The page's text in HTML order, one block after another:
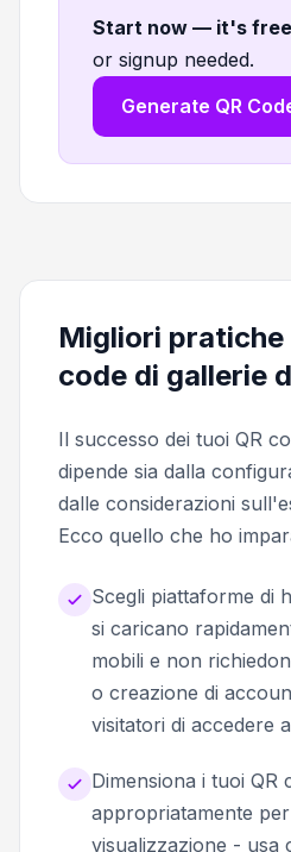
Start now — it's free
or signup needed.
Generate QR
Migliori pratiche
code di gallerie
Il successo dei tuoi QR
dipende sia dalla
dalle considerazioni
Ecco quello che ho
Scegli piattaforme di
si caricano
mobili e non
o creazione di
visitatori di accedere
Dimensiona i tuoi QR
appropriatamente
visualizzazione - usa